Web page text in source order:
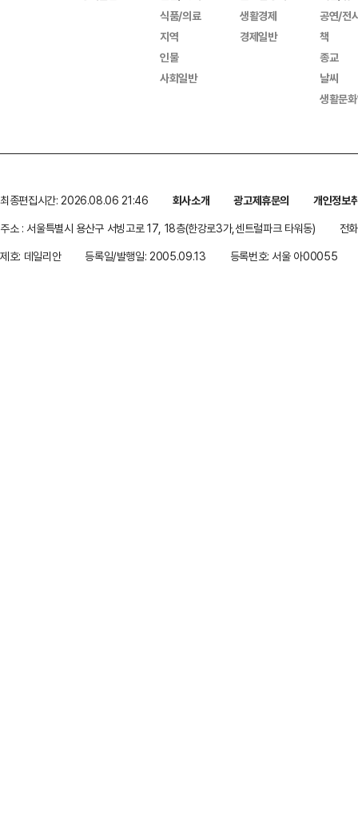
식품/의료
지역
인물
사회일반
생활경제
경제일반
공연/전
책
종교
날씨
생활문
최종편집시간: 2026.08.06 21:46 회사소개 광고제휴문의
개인정보
주소 : 서울특별시 용산구 서빙고로 17, 18층(한강로3가,센트럴파크 타워동)
전
제호: 데일리안
등록일/발행일: 2005.09.13 등록번호: 서울 아00055